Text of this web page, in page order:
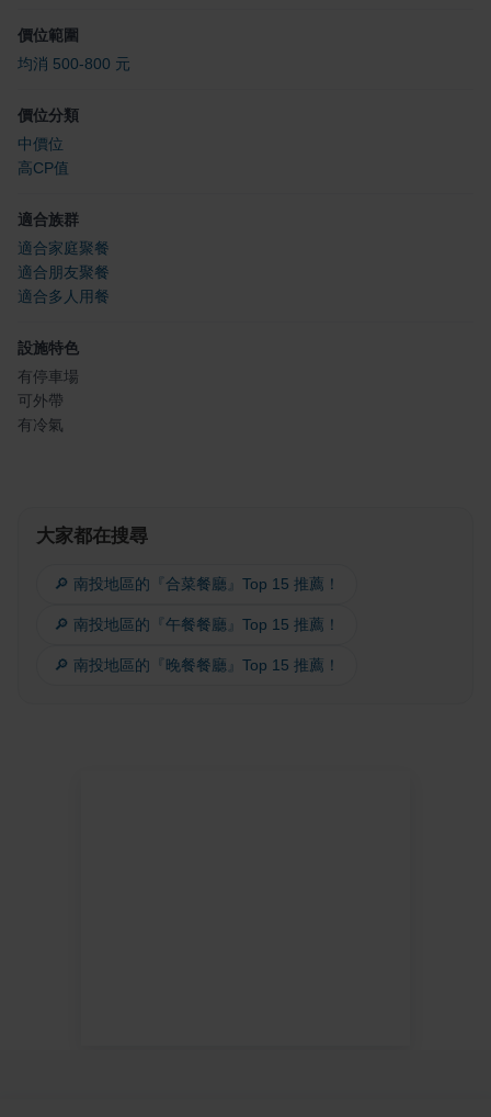
價位範圍
均消 500-800 元
價位分類
中價位
高CP值
適合族群
適合家庭聚餐
適合朋友聚餐
適合多人用餐
設施特色
有停車場
可外帶
有冷氣
大家都在搜尋
🔎 南投地區的『合菜餐廳』Top 15 推薦！
🔎 南投地區的『午餐餐廳』Top 15 推薦！
🔎 南投地區的『晚餐餐廳』Top 15 推薦！